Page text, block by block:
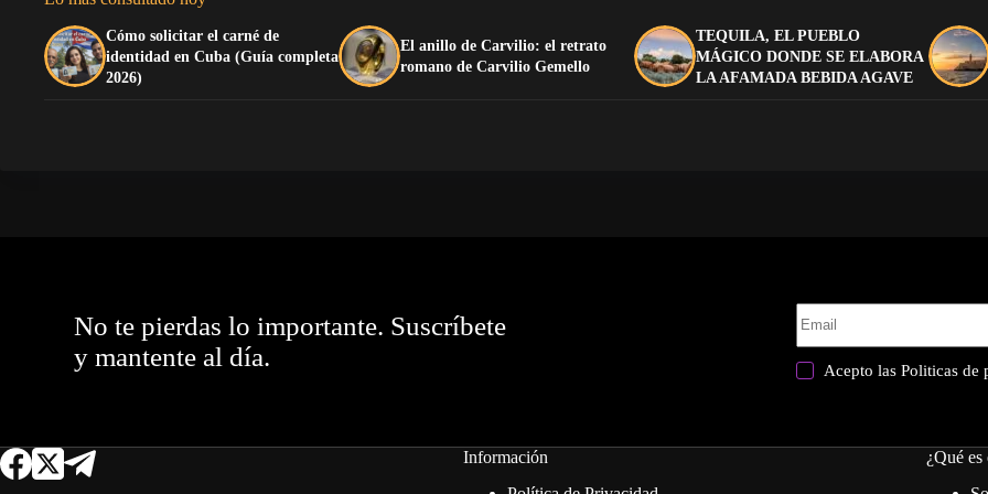
Cómo solicitar el carné de
identidad en Cuba (Guía completa
2026)
El anillo de Carvilio: el retrato
romano de Carvilio Gemello
TEQUILA, EL PUEBLO
MÁGICO DONDE SE ELABORA
LA AFAMADA BEBIDA AGAVE
No te pierdas lo importante. Suscríbete
y mantente al día.
Acepto lasPoliticas de
Información
¿Qué